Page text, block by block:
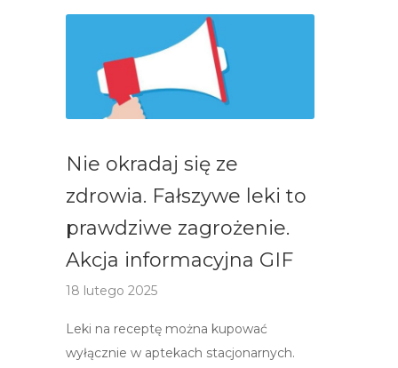
Nie okradaj się ze
zdrowia. Fałszywe leki to
prawdziwe zagrożenie.
Akcja informacyjna GIF
18 lutego 2025
Leki na receptę można kupować
wyłącznie w aptekach stacjonarnych.